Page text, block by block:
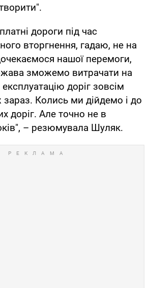
дороги під час
вторгнення, гадаю, не на
нашої перемоги,
зможемо витрачати на
доріг зовсім
зараз. Колись ми дійдемо і до
доріг. Але точно не в
– резюмувала Шуляк.